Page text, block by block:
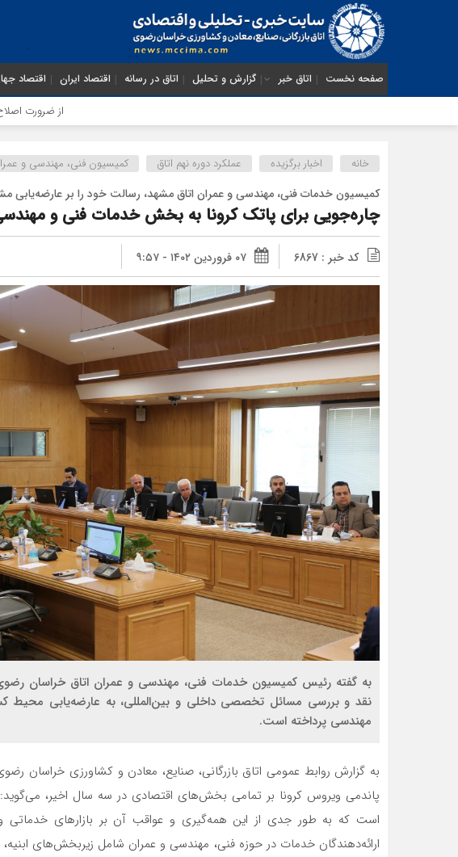
صفحه نخست اتاق خبر گزارش و تحلیل اتاق در رسانه اقتصاد ایران اقتصاد
از ضرورت اصلاح رویه‌های بازرسی
خانه اخبار برگزیده عملکرد دوره نهم اتاق کمیسیون فنی، مهندسی و
کمیسیون خدمات فنی، مهندسی و عمران اتاق مشهد، رسالت خود را بر عارضه‌یابی
چاره‌جویی برای پاتک کرونا به بخش خدمات فنی و
کد خبر : 6867 ۰۷ فروردین ۱۴۰۲ - ۹:۵۷
به گفته رئیس کمیسیون خدمات فنی، مهندسی و عمران اتاق خراسان
نقد و بررسی مسائل تخصصی داخلی و بین‌المللی، به عارضه‌یابی محیط
مهندسی پرداخته است.
به گزارش روابط عمومی اتاق بازرگانی، صنایع، معادن و کشاورزی خراسان
پاندمی ویروس کرونا بر تمامی بخش‌های اقتصادی در سه سال اخیر،
است که به طور جدی از این همه‌گیری و عواقب آن بر بازارهای خدماتی
ارائه‌دهندگان خدمات در حوزه فنی، مهندسی و عمران شامل زیربخش‌های